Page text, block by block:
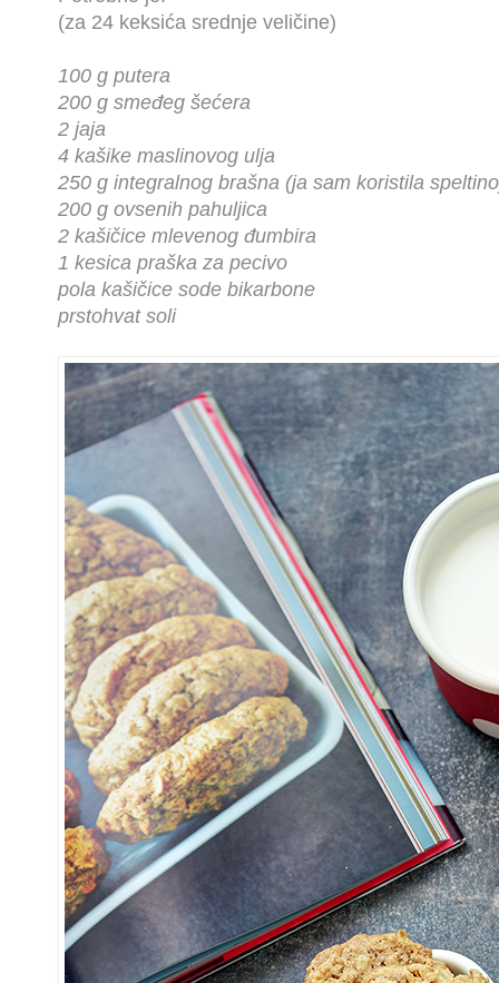
(za 24 keksića srednje veličine)
100 g putera
200 g smeđeg šećera
2 jaja
4 kašike maslinovog ulja
250 g integralnog brašna (ja sam koristila
200 g ovsenih pahuljica
2 kašičice mlevenog đumbira
1 kesica praška za pecivo
pola kašičice sode bikarbone
prstohvat soli